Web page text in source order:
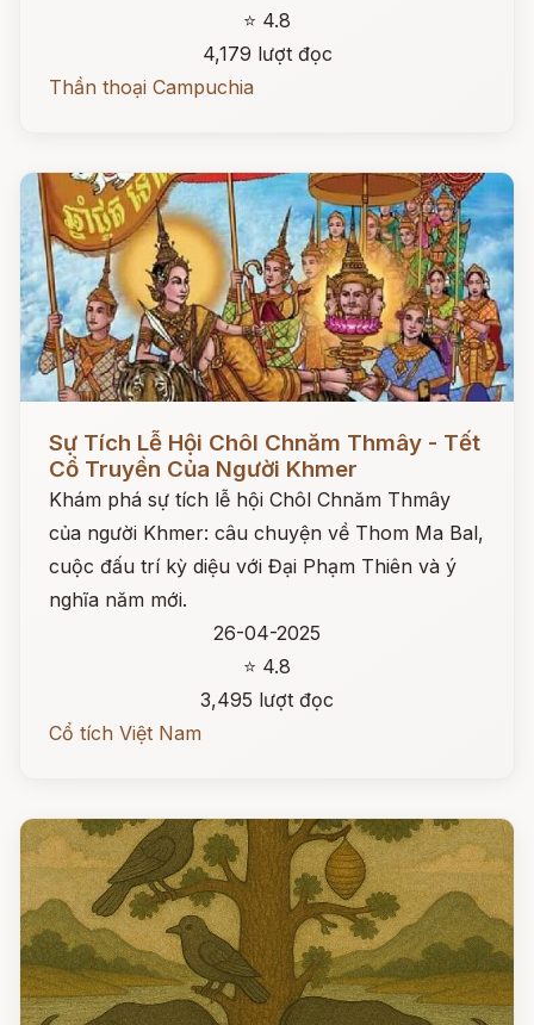
⭐ 4.8
4,179 lượt đọc
Thần thoại Campuchia
Sự Tích Lễ Hội Chôl Chnăm Thmây - Tết
Cổ Truyền Của Người Khmer
Khám phá sự tích lễ hội Chôl Chnăm Thmây
của người Khmer: câu chuyện về Thom Ma Bal,
cuộc đấu trí kỳ diệu với Đại Phạm Thiên và ý
nghĩa năm mới.
26-04-2025
⭐ 4.8
3,495 lượt đọc
Cổ tích Việt Nam